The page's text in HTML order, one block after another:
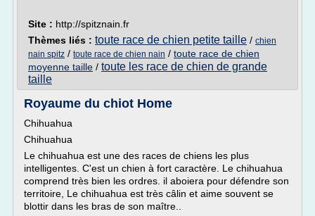
Site : http://spitznain.fr
Thèmes liés : toute race de chien petite taille / chien
nain spitz / toute race de chien nain / toute race de chien
moyenne taille / toute les race de chien de grande
taille
Royaume du chiot Home
Chihuahua
Chihuahua
Le chihuahua est une des races de chiens les plus
intelligentes. C'est un chien à fort caractère. Le chihuahua
comprend très bien les ordres. il aboiera pour défendre son
territoire, Le chihuahua est très câlin et aime souvent se
blottir dans les bras de son maître..